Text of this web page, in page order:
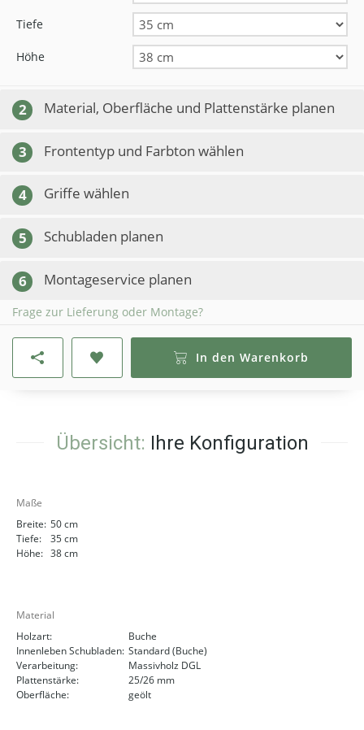
Tiefe
Höhe
2 Material, Oberfläche und Plattenstärke planen
3 Frontentyp und Farbton wählen
4 Griffe wählen
5 Schubladen planen
6 Montageservice planen
Frage zur Lieferung oder Montage?
In den Warenkorb
Übersicht: Ihre Konfiguration
Maße
Breite: 50 cm
Tiefe:
35 cm
Höhe: 38 cm
Material
Holzart:
Buche
Innenleben Schubladen: Standard (Buche)
Verarbeitung:
Massivholz DGL
Plattenstärke:
25/26 mm
Oberfläche:
geölt